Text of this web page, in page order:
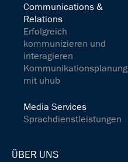
Communications &
Relations
Erfolgreich
kommunizieren und
interagieren
Kommunikationsplanung
mit uhub
Media Services
Sprachdienstleistungen
ÜBER UNS